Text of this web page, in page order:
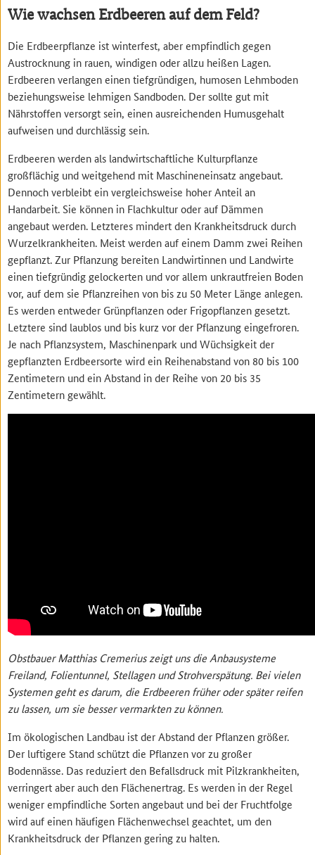
Wie wachsen Erdbeeren auf dem Feld?
Die Erdbeerpflanze ist winterfest, aber empfindlich gegen
Austrocknung in rauen, windigen oder allzu heißen Lagen.
Erdbeeren verlangen einen tiefgründigen, humosen Lehmboden
beziehungsweise lehmigen Sandboden. Der sollte gut mit
Nährstoffen versorgt sein, einen ausreichenden Humusgehalt
aufweisen und durchlässig sein.
Erdbeeren werden als landwirtschaftliche Kulturpflanze
großflächig und weitgehend mit Maschineneinsatz angebaut.
Dennoch verbleibt ein vergleichsweise hoher Anteil an
Handarbeit. Sie können in Flachkultur oder auf Dämmen
angebaut werden. Letzteres mindert den Krankheitsdruck durch
Wurzelkrankheiten. Meist werden auf einem Damm zwei Reihen
gepflanzt. Zur Pflanzung bereiten Landwirtinnen und Landwirte
einen tiefgründig gelockerten und vor allem unkrautfreien Boden
vor, auf dem sie Pflanzreihen von bis zu 50 Meter Länge anlegen.
Es werden entweder Grünpflanzen oder Frigopflanzen gesetzt.
Letztere sind laublos und bis kurz vor der Pflanzung eingefroren.
Je nach Pflanzsystem, Maschinenpark und Wüchsigkeit der
gepflanzten Erdbeersorte wird ein Reihenabstand von 80 bis 100
Zentimetern und ein Abstand in der Reihe von 20 bis 35
Zentimetern gewählt.
Obstbauer Matthias Cremerius zeigt uns die Anbausysteme
Freiland, Folientunnel, Stellagen und Strohverspätung. Bei vielen
Systemen geht es darum, die Erdbeeren früher oder später reifen
zu lassen, um sie besser vermarkten zu können.
Im ökologischen Landbau ist der Abstand der Pflanzen größer.
Der luftigere Stand schützt die Pflanzen vor zu großer
Bodennässe. Das reduziert den Befallsdruck mit Pilzkrankheiten,
verringert aber auch den Flächenertrag. Es werden in der Regel
weniger empfindliche Sorten angebaut und bei der Fruchtfolge
wird auf einen häufigen Flächenwechsel geachtet, um den
Krankheitsdruck der Pflanzen gering zu halten.